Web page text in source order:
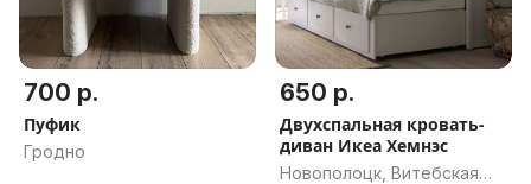
700 р.
Пуфик
Гродно
650 р.
Двухспальная кровать-
диван Икеа Хемнэс
Новополоцк, Витебская